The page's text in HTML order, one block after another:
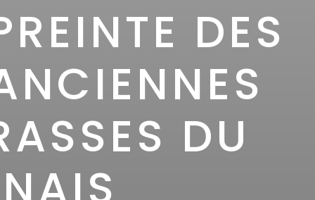
DES
DU